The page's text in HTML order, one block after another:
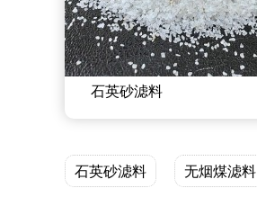
石英砂滤料
石英砂滤料 无烟煤滤料